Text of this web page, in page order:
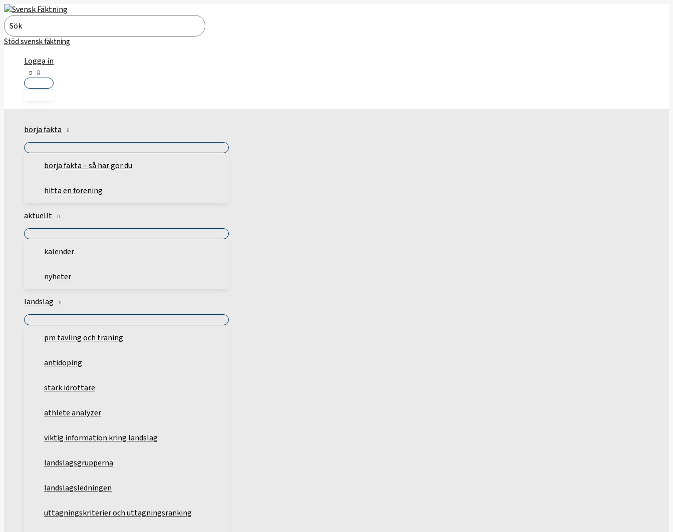
Hoppa
till
innehåll
Search
for:
Stöd svensk fäktning
Logga in
börja fäkta
börja fäkta – så här gör du
hitta en förening
aktuellt
kalender
nyheter
landslag
pm tävling och träning
antidoping
stark idrottare
athlete analyzer
viktig information kring landslag
landslagsgrupperna
landslagsledningen
uttagningskriterier och uttagningsranking